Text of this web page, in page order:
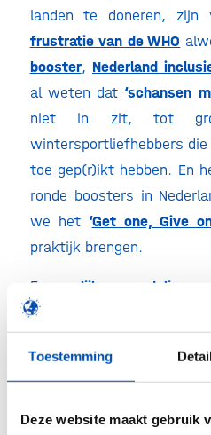
Toestemming
Deze website maakt gebruik
landen te doneren, zijn
frustratie van de WHO
booster, Nederland
al weten dat ‘schansen
niet in zit, tot
wintersportliefhebbers
toe gep(r)ikt hebben. En
ronde boosters in
we het ‘Get one, Give
praktijk brengen.
Een eerlijkere verdeling
een belangrijke sleutel
pandemie, ook het voor
vaccins wereldwijd is
aan gewerkt wordt. Een